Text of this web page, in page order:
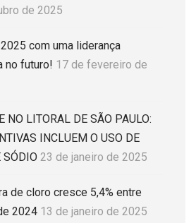
de 2025
com uma liderança
no futuro! 17 de fevereiro de
NO LITORAL DE SÃO PAULO:
INCLUEM O USO DE
SÓDIO 23 de janeiro de 2025
de cloro cresce 5,4% entre
2024 13 de janeiro de 2025